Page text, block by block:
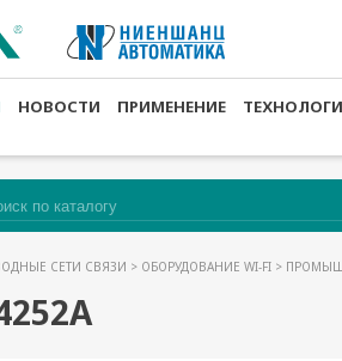
НОВОСТИ ПРИМЕНЕНИЕ
СЕТИ СВЯЗИ > ОБОРУДОВАНИЕ WI-FI >